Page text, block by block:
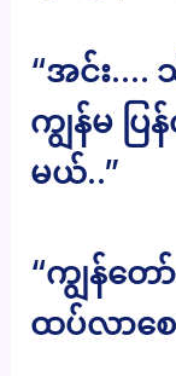
“အင်း….
ကျွန်မ ပြ
မယ်..”
“ကျွန်တေ
ထပ်လာစေ